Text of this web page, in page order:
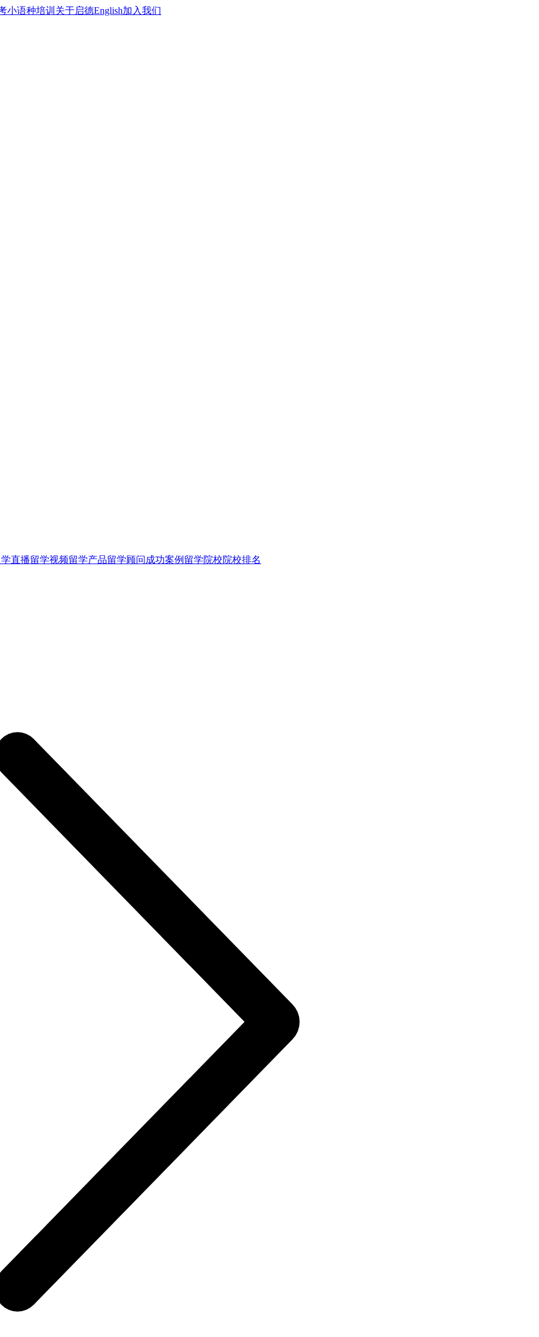
小语种培训 关于启德English加入我们
直播留学视频留学产品留学顾问 成功案例 留学院校院校排名